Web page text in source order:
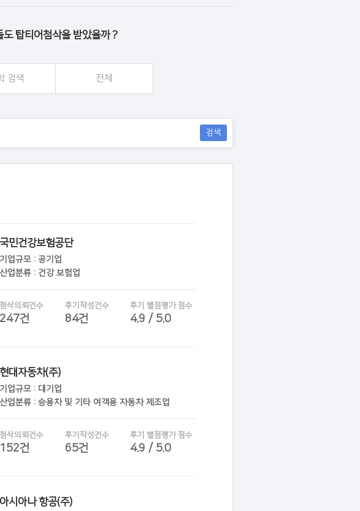
탑티어첨삭을 받았을까 ?
검색 전체
검색
국민건강보험공단
기업규모 : 공기업
산업분류 : 건강 보험업
첨삭의뢰건수
247건
후기작성건수
84건
후기 별점평가 점수
4.9 / 5.0
현대자동차(주)
기업규모 : 대기업
산업분류 : 승용차 및 기타 여객용 자동차 제조업
첨삭의뢰건수
152건
후기작성건수
65건
후기 별점평가 점수
4.9 / 5.0
아시아나 항공(주)